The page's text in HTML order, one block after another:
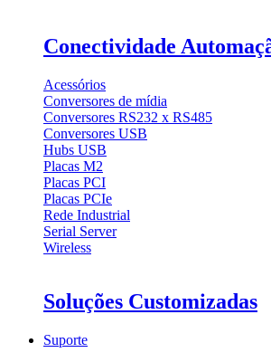
Conectividade
Acessórios
Conversores de mídia
Conversores RS232 x RS485
Conversores USB
Hubs USB
Placas M2
Placas PCI
Placas PCIe
Rede Industrial
Serial Server
Wireless
Soluções Customizadas
Suporte